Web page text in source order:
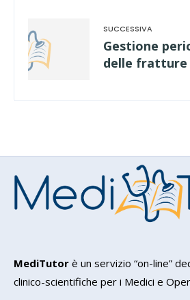
Gestione
delle fratture
MediTutor è un servizio “on-line”
clinico-scientifiche per i Medici e